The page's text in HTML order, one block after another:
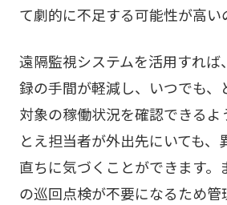
て劇的に不足する可能性が高い
遠隔監視システムを活用すれ
録の手間が軽減し、いつでも、
対象の稼働状況を確認できるよ
とえ担当者が外出先にいても、
直ちに気づくことができます。
の巡回点検が不要になるため